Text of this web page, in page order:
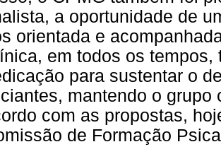
a oportunidade de
orientada e
em todos os
para sustentar o
mantendo o
com as propostas,
de Formação